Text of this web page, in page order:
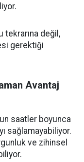
tekrarına değil,
gerektiği
Avantaj
saatler boyunca
sağlamayabiliyor.
ve zihinsel